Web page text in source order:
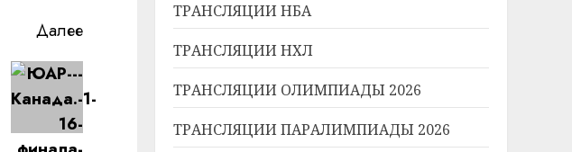
Далее
ТРАНСЛЯЦИИ НБА
ТРАНСЛЯЦИИ НХЛ
ТРАНСЛЯЦИИ ОЛИМПИАДЫ 2026
ТРАНСЛЯЦИИ ПАРАЛИМПИАДЫ 2026